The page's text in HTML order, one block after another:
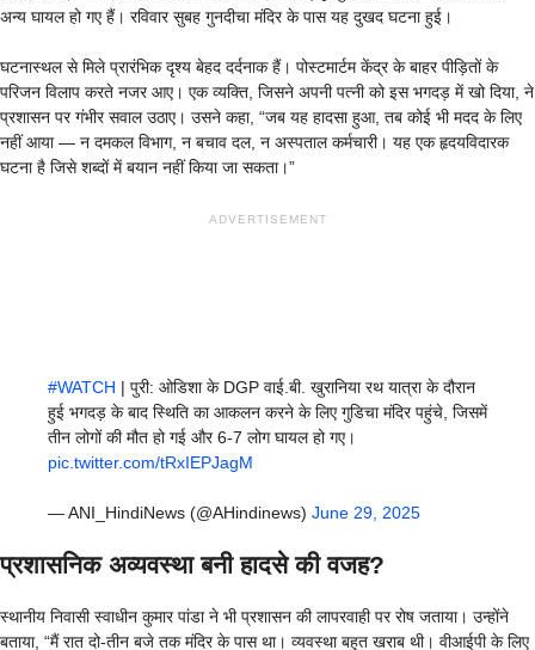
अन्य घायल हो गए हैं। रविवार सुबह गुनदीचा मंदिर के पास यह दुखद घटना हुई।
घटनास्थल से मिले प्रारंभिक दृश्य बेहद दर्दनाक हैं। पोस्टमार्टम केंद्र के बाहर पीड़ितों के
परिजन विलाप करते नजर आए। एक व्यक्ति, जिसने अपनी पत्नी को इस भगदड़ में खो दिया, ने
प्रशासन पर गंभीर सवाल उठाए। उसने कहा, “जब यह हादसा हुआ, तब कोई भी मदद के लिए
नहीं आया — न दमकल विभाग, न बचाव दल, न अस्पताल कर्मचारी। यह एक हृदयविदारक
घटना है जिसे शब्दों में बयान नहीं किया जा सकता।”
ADVERTISEMENT
#WATCH | पुरी: ओडिशा के DGP वाई.बी. खुरानिया रथ यात्रा के दौरान
हुई भगदड़ के बाद स्थिति का आकलन करने के लिए गुडिचा मंदिर पहुंचे, जिसमें
तीन लोगों की मौत हो गई और 6-7 लोग घायल हो गए।
pic.twitter.com/tRxIEPJagM
— ANI_HindiNews (@AHindinews) June 29, 2025
प्रशासनिक अव्यवस्था बनी हादसे की वजह?
स्थानीय निवासी स्वाधीन कुमार पांडा ने भी प्रशासन की लापरवाही पर रोष जताया। उन्होंने
बताया, “मैं रात दो-तीन बजे तक मंदिर के पास था। व्यवस्था बहुत खराब थी। वीआईपी के लिए